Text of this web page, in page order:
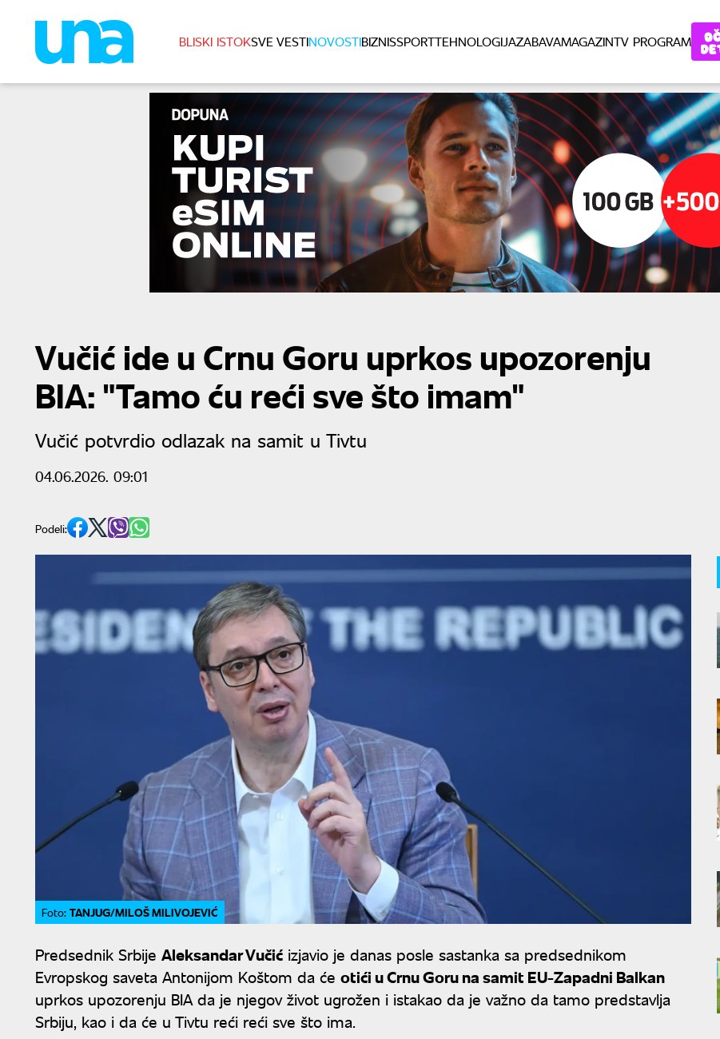
BLISKI ISTOKSVE VESTINOVOSTIBIZNISSPORTTEHNOLOGIJAZABAVAMAGAZINTV PROGRAM
Vučić ide u Crnu Goru uprkos upozorenju
BIA: "Tamo ću reći sve što imam"
Vučić potvrdio odlazak na samit u Tivtu
04.06.2026. 09:01
Podeli:
Foto: TANJUG/MILOŠ MILIVOJEVIĆ
Predsednik Srbije Aleksandar Vučić izjavio je danas posle sastanka sa predsednikom
Evropskog saveta Antonijom Koštom da će otići u Crnu Goru na samit EU-Zapadni Balkan
uprkos upozorenju BIA da je njegov život ugrožen i istakao da je važno da tamo predstavlja
Srbiju, kao i da će u Tivtu reći reći sve što ima.